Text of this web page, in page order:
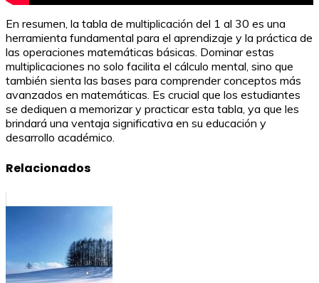
En resumen, la tabla de multiplicación del 1 al 30 es una
herramienta fundamental para el aprendizaje y la práctica de
las operaciones matemáticas básicas. Dominar estas
multiplicaciones no solo facilita el cálculo mental, sino que
también sienta las bases para comprender conceptos más
avanzados en matemáticas. Es crucial que los estudiantes
se dediquen a memorizar y practicar esta tabla, ya que les
brindará una ventaja significativa en su educación y
desarrollo académico.
Relacionados